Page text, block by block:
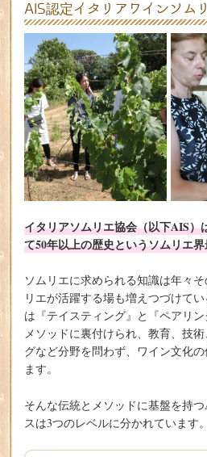
AIS認定イタリアワインソム
イタリアソムリエ協会（以下AIS）
て50年以上の歴史というソムリエ
ソムリエに求められる知識は年々
リエが活躍する場も増えつづけてい
は『テイスティング』と『ペアリ
メソッドに裏付けられ、教育、技
グなど分野を問わず、ワイン文化
ます。
そんな伝統とメソッドに基盤を持
スは3つのレベルに分かれています。